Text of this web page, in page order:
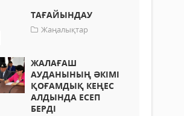
ТАҒАЙЫНДАУ
Жаңалықтар
ЖАЛАҒАШ
АУДАНЫНЫҢ ӘКІМІ
ҚОҒАМДЫҚ КЕҢЕС
АЛДЫНДА ЕСЕП
БЕРДІ